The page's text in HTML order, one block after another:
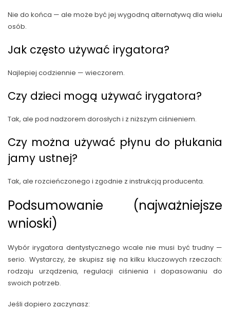
Nie do końca — ale może być jej wygodną alternatywą dla wielu
osób.
Jak często używać irygatora?
Najlepiej codziennie — wieczorem.
Czy dzieci mogą używać irygatora?
Tak, ale pod nadzorem dorosłych i z niższym ciśnieniem.
Czy można używać płynu do płukania
jamy ustnej?
Tak, ale rozcieńczonego i zgodnie z instrukcją producenta.
Podsumowanie (najważniejsze
wnioski)
Wybór irygatora dentystycznego wcale nie musi być trudny —
serio. Wystarczy, że skupisz się na kilku kluczowych rzeczach:
rodzaju urządzenia, regulacji ciśnienia i dopasowaniu do
swoich potrzeb.
Jeśli dopiero zaczynasz: